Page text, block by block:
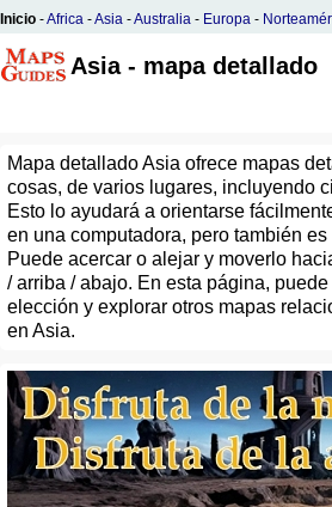
Inicio -Africa -Asia -Australia - Europa -
Asia - mapa detallado
Mapa detallado Asia ofrece mapas
cosas, de varios lugares, incluyendo
Esto lo ayudará a orientarse
en una computadora, pero también
Puede acercar o alejar y moverlo
/ arriba / abajo. En esta página,
elección y explorar otros mapas
en Asia.